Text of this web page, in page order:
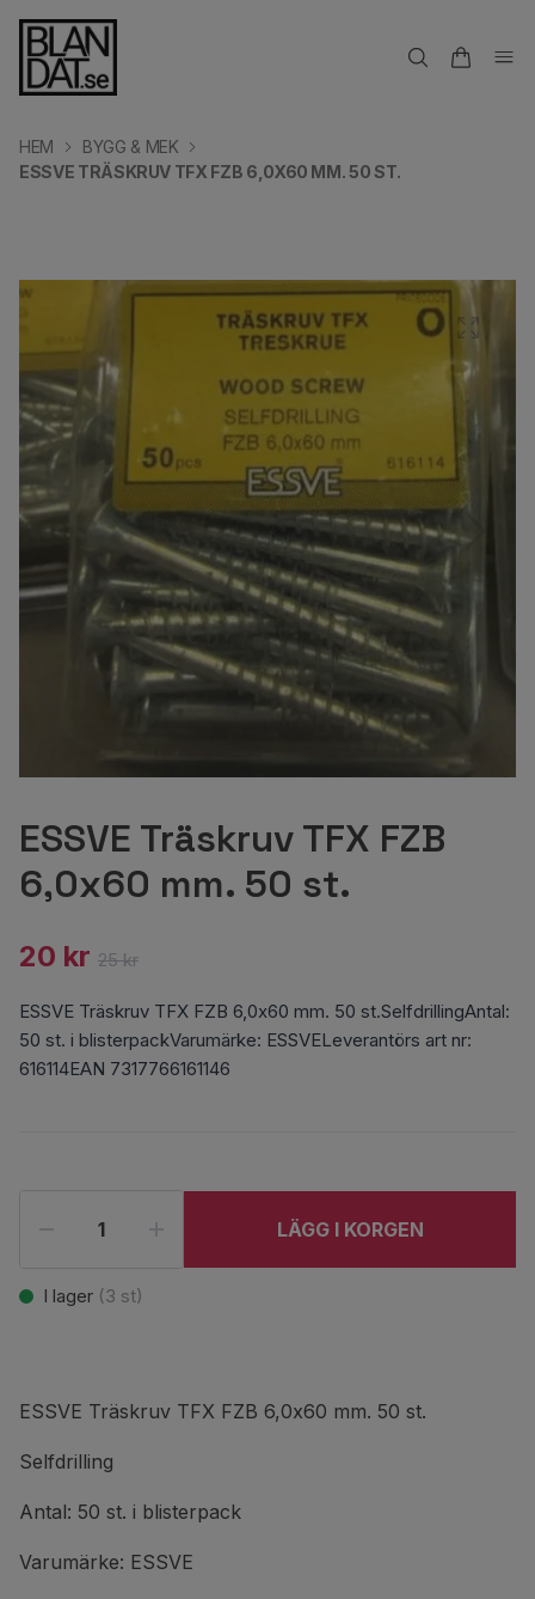
HEM
BYGG & MEK
ESSVE TRÄSKRUV TFX FZB 6,0X60 MM. 50 ST.
ESSVE Träskruv TFX FZB
6,0x60 mm. 50 st.
20 kr 25 kr
ESSVE Träskruv TFX FZB 6,0x60 mm. 50 st.SelfdrillingAntal:
50 st. i blisterpackVarumärke: ESSVELeverantörs art nr:
616114EAN 7317766161146
LÄGG I KORGEN
I lager (3 st)
ESSVE Träskruv TFX FZB 6,0x60 mm. 50 st.
Selfdrilling
Antal: 50 st. i blisterpack
Varumärke: ESSVE